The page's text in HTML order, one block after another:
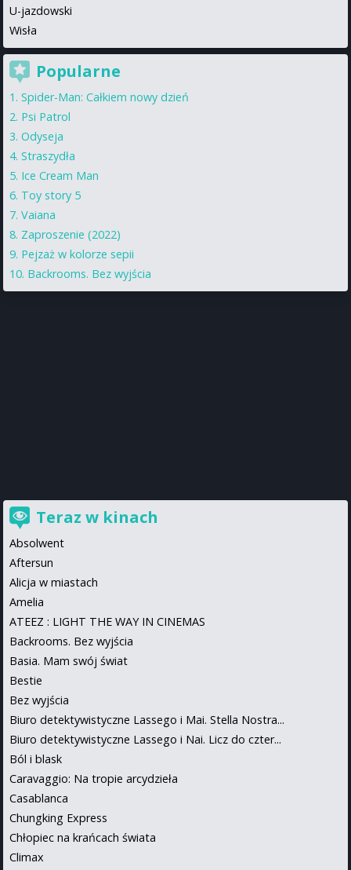
U-jazdowski
Wisła
Popularne
Spider-Man: Całkiem nowy dzień
Psi Patrol
Odyseja
Straszydła
Ice Cream Man
Toy story 5
Vaiana
Zaproszenie (2022)
Pejzaż w kolorze sepii
Backrooms. Bez wyjścia
Teraz w kinach
Absolwent
Aftersun
Alicja w miastach
Amelia
ATEEZ : LIGHT THE WAY IN CINEMAS
Backrooms. Bez wyjścia
Basia. Mam swój świat
Bestie
Bez wyjścia
Biuro detektywistyczne Lassego i Mai. Stella Nostra...
Biuro detektywistyczne Lassego i Nai. Licz do czter...
Ból i blask
Caravaggio: Na tropie arcydzieła
Casablanca
Chungking Express
Chłopiec na krańcach świata
Climax